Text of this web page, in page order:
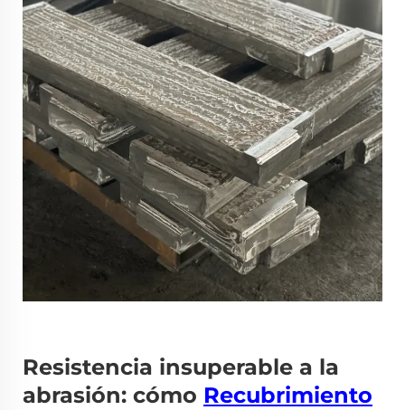
Resistencia insuperable a la
abrasión: cómo Recubrimiento